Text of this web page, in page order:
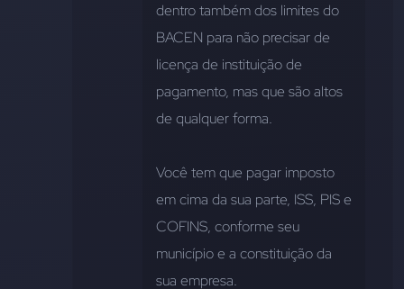
dentro também dos limites do
BACEN para não precisar de
licença de instituição de
pagamento, mas que são altos
de qualquer forma.
Você tem que pagar imposto
em cima da sua parte, ISS, PIS e
COFINS, conforme seu
município e a constituição da
sua empresa.